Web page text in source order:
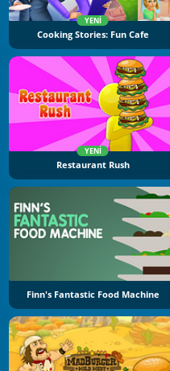
YENI
Cooking Stories: Fun Cafe
YENI
Restaurant Rush
Finn's Fantastic Food Machine